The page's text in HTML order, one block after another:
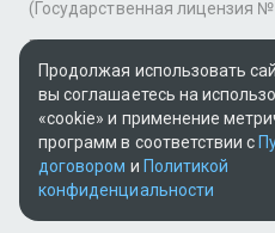
(Государственная лицензия
В рамках услуги «Видео по
фильмов и сериалов tv+»
онлайн-кинотеатром MEGOGO.
Поддержка: tvplus@telecom.kz
v3.9.15 | SSR
UUID: 1663e8ca-c93d-4e8a-aa47-
Продолжая использовать
вы соглашаетесь на
«cookie» и применение
программ в соответствии с
договором и Политикой
конфиденциальности